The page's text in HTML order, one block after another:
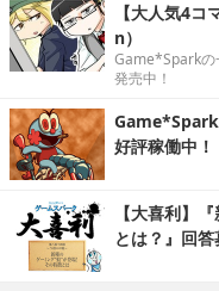
【大人気4
n）
Game*Sparkの
発売中！
好評稼働中！
【大喜利】
とは？』回答